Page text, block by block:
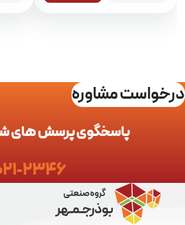
مشاوره
پاسخگوی پرسش های
021-2346